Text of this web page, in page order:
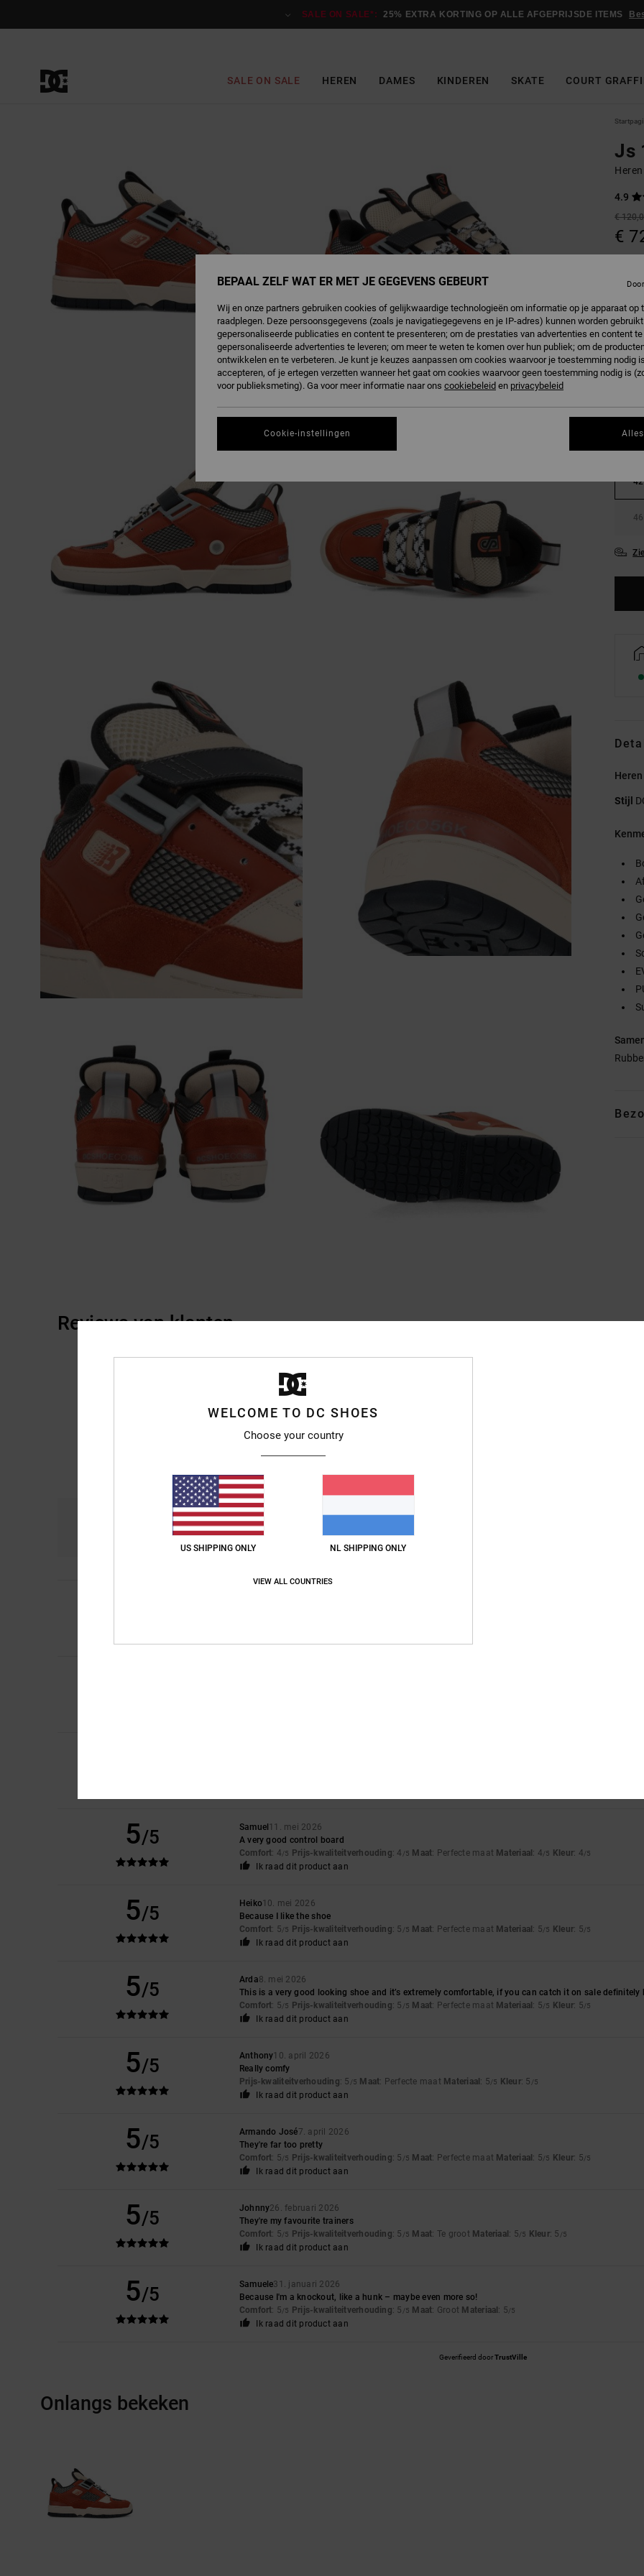
SALE ON SALE*: 25% EXTRA KORTING OP ALLE AFGEPRIJSDE ITEMS
SALE ON SALE HEREN DAMES KINDEREN SKATE COURT
Js
4.9
€
€
Kleur
42
46
Stijl
Reviews van klanten
100% van onze klanten bevelen dit product aan
Comfort
4.9
Prijs-kwaliteitverhouding
5/5 Samuel11. mei 2026
A very good control board
Comfort: 4/5 Prijs-kwaliteitverhouding: 4 /5 Maat: Perfecte maat Materiaal: 4/5 Kleur: 4/5
Ik raad dit product aan
5/5 Heiko10. mei 2026
Because I like the shoe
Comfort: 5/5 Prijs-kwaliteitverhouding: 5 /5 Maat: Perfecte maat Materiaal: 5/5 Kleur: 5/5
Ik raad dit product aan
5/5 Arda8. mei 2026
This is a very good looking shoe and it’s extremely comfortable, if you can catch it on sale definitely
Comfort: 5/5 Prijs-kwaliteitverhouding: 5 /5 Maat: Perfecte maat Materiaal: 5/5 Kleur: 5/5
Ik raad dit product aan
5/5 Anthony10. april 2026
Really comfy
Prijs-kwaliteitverhouding: 5 /5 Maat: Perfecte maat Materiaal: 5/5 Kleur: 5 /5
Ik raad dit product aan
5/5 Armando José7. april 2026
They're far too pretty
Comfort: 5/5 Prijs-kwaliteitverhouding: 5 /5 Maat: Perfecte maat Materiaal: 5/5 Kleur: 5/5
Ik raad dit product aan
5/5 Johnny26. februari 2026
They're my favourite trainers
Comfort: 5/5 Prijs-kwaliteitverhouding: 5 /5 Maat: Te groot Materiaal: 5/5 Kleur: 5 /5
Ik raad dit product aan
5/5 Samuele31. januari 2026
Because I'm a knockout, like a hunk – maybe even more so!
Comfort: 5/5 Prijs-kwaliteitverhouding: 5 /5 Maat: Groot Materiaal: 5/5
Ik raad dit product aan
Geverifieerd doorTrustVille
Onlangs bekeken
WELCOME TO DC SHOES
Choose your country
US SHIPPING ONLY NL SHIPPING ONLY
VIEW ALL COUNTRIES
BEPAAL ZELF WAT ER MET JE GEGEVENS GEBEURT
Wij en onze partners gebruiken cookies of gelijkwaardige technologieën om informatie op je apparaat op
raadplegen. Deze persoonsgegevens (zoals je navigatiegegevens en je IP-adres) kunnen worden
gepersonaliseerde publicaties en content te presenteren; om de prestaties van advertenties en content
gepersonaliseerde advertenties te leveren; om meer te weten te komen over hun publiek; om de
ontwikkelen en te verbeteren. Je kunt je keuzes aanpassen om cookies waarvoor je toestemming nodig
accepteren, of je ertegen verzetten wanneer het gaat om cookies waarvoor geen toestemming nodig is
voor publieksmeting). Ga voor meer informatie naar ons cookiebeleid en privacybeleid
Cookie-instellingen